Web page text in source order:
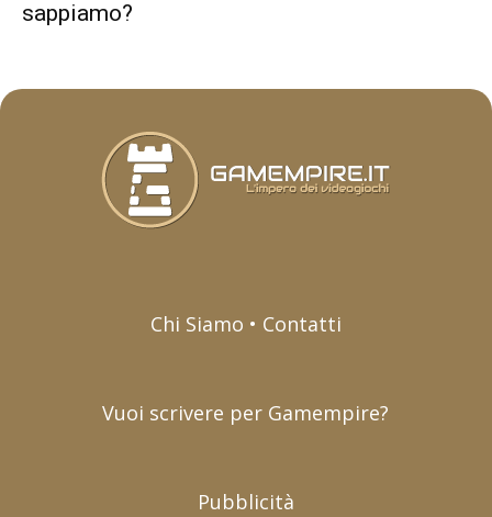
sappiamo?
Chi Siamo • Contatti
Vuoi scrivere per Gamempire?
Pubblicità